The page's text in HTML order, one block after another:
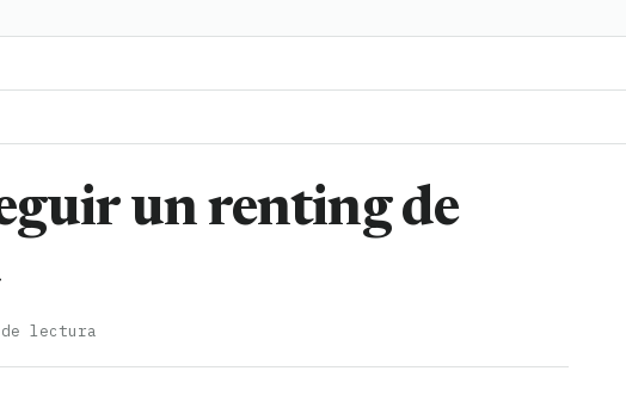
un renting de
lectura